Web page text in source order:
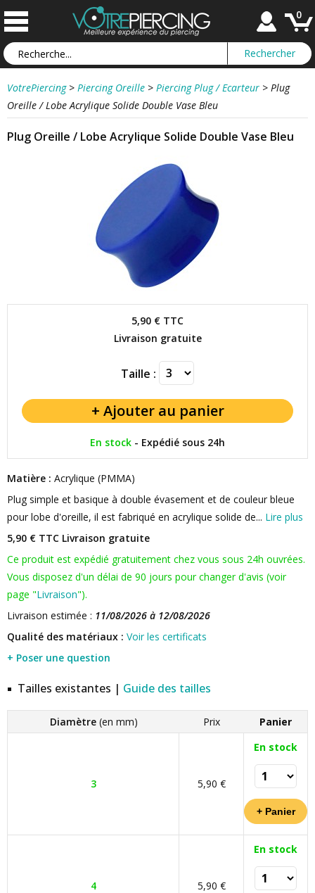
0
VotrePiercing > Piercing Oreille > Piercing Plug / Ecarteur > Plug
Oreille / Lobe Acrylique Solide Double Vase Bleu
Plug Oreille / Lobe Acrylique Solide Double Vase Bleu
5,90 € TTC
Livraison gratuite
Taille :
En stock - Expédié sous 24h
Matière : Acrylique (PMMA)
Plug simple et basique à double évasement et de couleur bleue
pour lobe d'oreille, il est fabriqué en acrylique solide de... Lire plus
5,90 € TTC Livraison gratuite
Ce produit est expédié gratuitement chez vous sous 24h ouvrées.
Vous disposez d'un délai de 90 jours pour changer d'avis (voir
page "Livraison").
Livraison estimée : 11/08/2026 à 12/08/2026
Qualité des matériaux : Voir les certificats
+ Poser une question
Tailles existantes | Guide des tailles
Diamètre (en mm) Prix Panier
3 5,90 €
En stock
4 5,90 €
En stock